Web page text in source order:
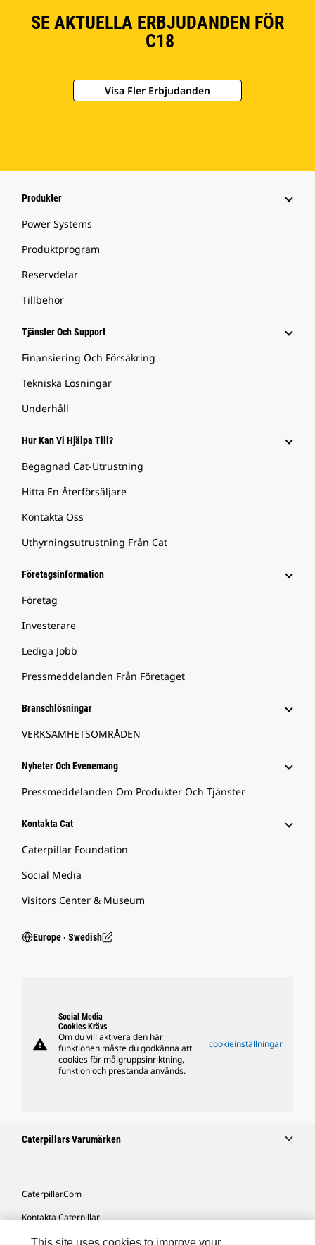
SE AKTUELLA ERBJUDANDEN FÖR
C18
Visa Fler Erbjudanden
Produkter
Power Systems
Produktprogram
Reservdelar
Tillbehör
Tjänster Och Support
Finansiering Och Försäkring
Tekniska Lösningar
Underhåll
Hur Kan Vi Hjälpa Till?
Begagnad Cat-Utrustning
Hitta En Återförsäljare
Kontakta Oss
Uthyrningsutrustning Från Cat
Företagsinformation
Företag
Investerare
Lediga Jobb
Pressmeddelanden Från Företaget
Branschlösningar
VERKSAMHETSOMRÅDEN
Nyheter Och Evenemang
Pressmeddelanden Om Produkter Och Tjänster
Kontakta Cat
Caterpillar Foundation
Social Media
Visitors Center & Museum
Europe ‧ Swedish
warning
Social Media
Cookies Krävs
Om du vill aktivera den här
funktionen måste du godkänna att
cookies för målgruppsinriktning,
funktion och prestanda används.
cookieinställningar
Caterpillars Varumärken
Caterpillar.com
Kontakta Caterpillar
Mina Marknadsföringspreferenser
This site uses cookies to improve your